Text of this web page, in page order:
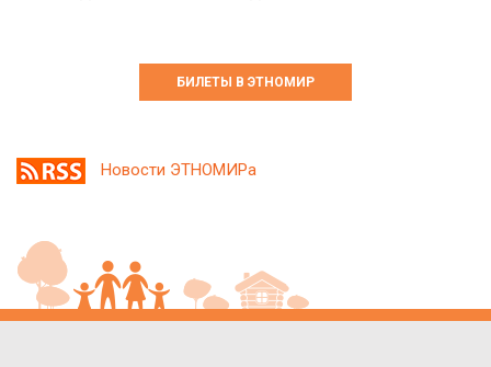
БИЛЕТЫ В ЭТНОМИР
Новости ЭТНОМИРа